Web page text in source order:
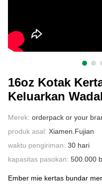
16oz Kotak
Keluarkan
Merek: orderpack or your
produk asal: Xiamen.Fujian
waktu pengiriman: 30 hari
kapasitas pasokan: 500.000
Ember mie kertas bundar